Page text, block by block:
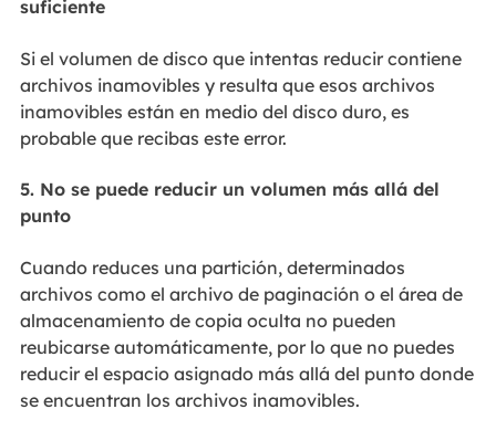
suficiente
Si el volumen de disco que intentas reducir contiene
archivos inamovibles y resulta que esos archivos
inamovibles están en medio del disco duro, es
probable que recibas este error.
5. No se puede reducir un volumen más allá del
punto
Cuando reduces una partición, determinados
archivos como el archivo de paginación o el área de
almacenamiento de copia oculta no pueden
reubicarse automáticamente, por lo que no puedes
reducir el espacio asignado más allá del punto donde
se encuentran los archivos inamovibles.